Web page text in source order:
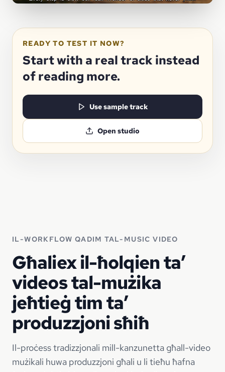
READY TO TEST IT NOW?
Start with a real track instead
of reading more.
Use sample track
Open studio
IL-WORKFLOW QADIM TAL-MUSIC VIDEO
Għaliex il-ħolqien ta’
videos tal-mużika
jeħtieġ tim ta’
produzzjoni sħiħ
Il-proċess tradizzjonali mill-kanzunetta għall-video
mużikali huwa produzzjoni għali u li tieħu ħafna